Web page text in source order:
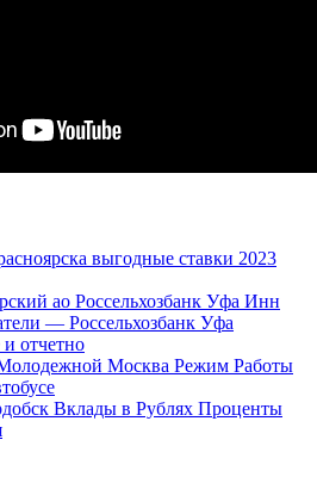
выгодные ставки 2023
ао Россельхозбанк Уфа Инн
— Россельхозбанк Уфа
отчетно
Молодежной Москва Режим Работы
Вклады в Рублях Проценты